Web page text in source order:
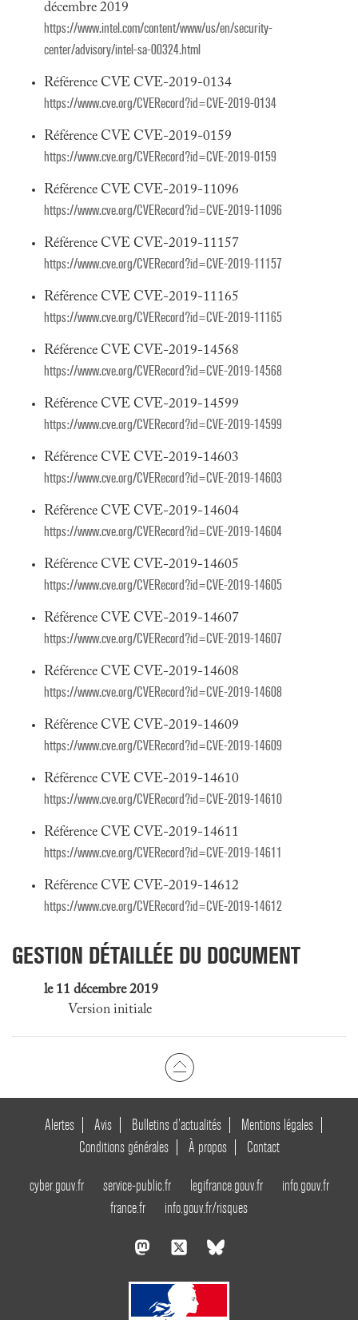
décembre 2019
https://www.intel.com/content/www/us/en/security-
center/advisory/intel-sa-00324.html
Référence CVE CVE-2019-0134
https://www.cve.org/CVERecord?id=CVE-2019-0134
Référence CVE CVE-2019-0159
https://www.cve.org/CVERecord?id=CVE-2019-0159
Référence CVE CVE-2019-11096
https://www.cve.org/CVERecord?id=CVE-2019-11096
Référence CVE CVE-2019-11157
https://www.cve.org/CVERecord?id=CVE-2019-11157
Référence CVE CVE-2019-11165
https://www.cve.org/CVERecord?id=CVE-2019-11165
Référence CVE CVE-2019-14568
https://www.cve.org/CVERecord?id=CVE-2019-14568
Référence CVE CVE-2019-14599
https://www.cve.org/CVERecord?id=CVE-2019-14599
Référence CVE CVE-2019-14603
https://www.cve.org/CVERecord?id=CVE-2019-14603
Référence CVE CVE-2019-14604
https://www.cve.org/CVERecord?id=CVE-2019-14604
Référence CVE CVE-2019-14605
https://www.cve.org/CVERecord?id=CVE-2019-14605
Référence CVE CVE-2019-14607
https://www.cve.org/CVERecord?id=CVE-2019-14607
Référence CVE CVE-2019-14608
https://www.cve.org/CVERecord?id=CVE-2019-14608
Référence CVE CVE-2019-14609
https://www.cve.org/CVERecord?id=CVE-2019-14609
Référence CVE CVE-2019-14610
https://www.cve.org/CVERecord?id=CVE-2019-14610
Référence CVE CVE-2019-14611
https://www.cve.org/CVERecord?id=CVE-2019-14611
Référence CVE CVE-2019-14612
https://www.cve.org/CVERecord?id=CVE-2019-14612
GESTION DÉTAILLÉE DU DOCUMENT
le 11 décembre 2019
Version initiale
Alertes Avis Bulletins d’actualités
Mentions légales
Conditions générales
À propos Contact
cyber.gouv.fr service-public.fr legifrance.gouv.fr
info.gouv.fr
france.fr
info.gouv.fr/risques